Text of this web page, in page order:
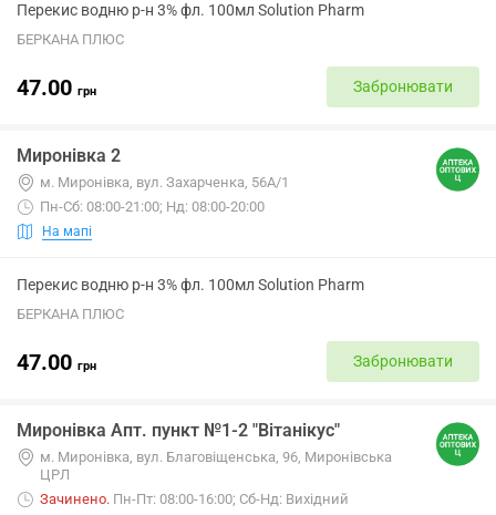
Перекис водню р-н 3% фл. 100мл Solution Pharm
БЕРКАНА ПЛЮС
47.00 грн Забронювати
Миронівка 2
м. Миронівка, вул. Захарченка, 56А/1
Пн-Сб: 08:00-21:00; Нд: 08:00-20:00
На мапі
Перекис водню р-н 3% фл. 100мл Solution Pharm
БЕРКАНА ПЛЮС
47.00 грн Забронювати
Миронівка Апт. пункт №1-2 "Вітанікус"
м. Миронівка, вул. Благовіщенська, 96, Миронівська
ЦРЛ
Зачинено. Пн-Пт: 08:00-16:00; Сб-Нд: Вихідний